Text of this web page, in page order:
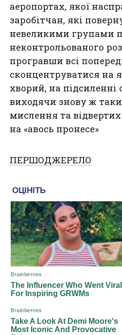
аеропортах, якої
заробітчан, які
невеликими групами
неконтрольованого
програвши всі
сконцентруватися на
хворий, на підсиленні
виходячи знову ж
мислення та
на «авось пронесе»
ПЕРШОДЖЕРЕЛО